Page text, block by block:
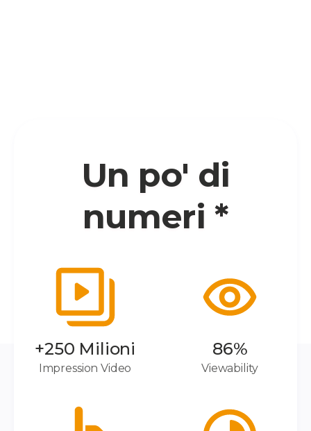
Un po' di
numeri *
+250 Milioni
Impression Video
86%
Viewability